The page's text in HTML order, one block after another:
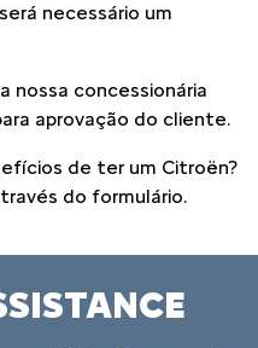
necessário um
nossa concessionária
aprovação do cliente.
de ter um Citroën?
do formulário.